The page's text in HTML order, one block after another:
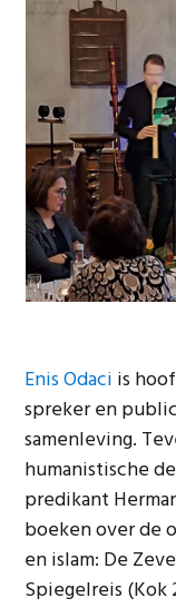
Enis Odaci is
spreker en
samenleving.
humanistische
predikant
boeken over de
en islam: De
Spiegelreis (Kok